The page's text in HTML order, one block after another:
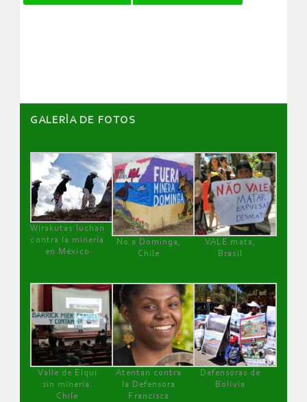
GALERÌA DE FOTOS
Wirakutas luchan
contra la minería
en México
No a Dominga,
Chile
VALE mata,
Brasil
Valle de Elqui
sin minería.
Chile
Atentan contra
la Defensora
Francisca
Defensoras de
Bolivia